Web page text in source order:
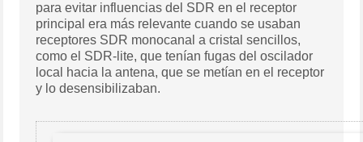
para evitar influencias del SDR en el receptor
principal era más relevante cuando se usaban
receptores SDR monocanal a cristal sencillos,
como el SDR-lite, que tenían fugas del oscilador
local hacia la antena, que se metían en el receptor
y lo desensibilizaban.